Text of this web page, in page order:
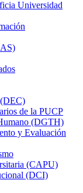
Universidad
de la PUCP
(DGTH)
y Evaluación
(CAPU)
(DCI)